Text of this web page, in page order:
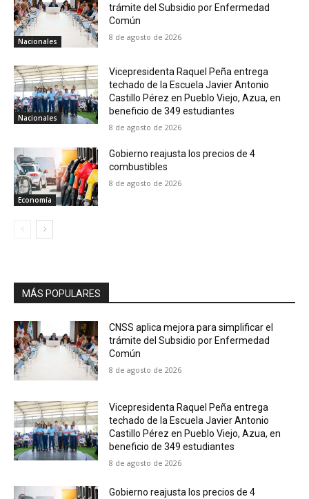
Nacionales
trámite del Subsidio por Enfermedad
Común
8 de agosto de 2026
Nacionales
Vicepresidenta Raquel Peña entrega
techado de la Escuela Javier Antonio
Castillo Pérez en Pueblo Viejo, Azua, en
beneficio de 349 estudiantes
8 de agosto de 2026
Economía
Gobierno reajusta los precios de 4
combustibles
8 de agosto de 2026
MÁS POPULARES
CNSS aplica mejora para simplificar el
trámite del Subsidio por Enfermedad
Común
8 de agosto de 2026
Vicepresidenta Raquel Peña entrega
techado de la Escuela Javier Antonio
Castillo Pérez en Pueblo Viejo, Azua, en
beneficio de 349 estudiantes
8 de agosto de 2026
Gobierno reajusta los precios de 4